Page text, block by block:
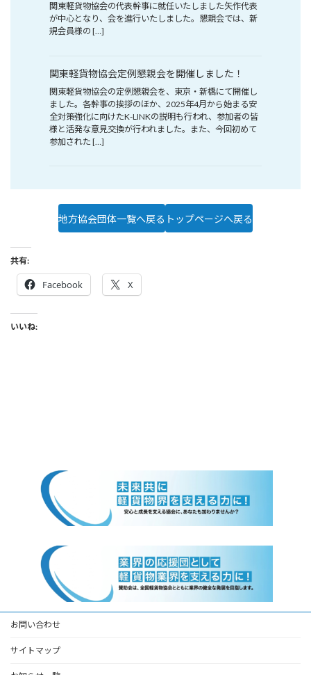
関東軽貨物協会の代表幹事に就任いたしました矢作代表
が中心となり、会を進行いたしました。懇親会では、新
規会員様の […]
関東軽貨物協会定例懇親会を開催しました！
関東軽貨物協会の定例懇親会を、東京・新橋にて開催し
ました。各幹事の挨拶のほか、2025年4月から始まる安
全対策強化に向けたK-LINKの説明も行われ、参加者の皆
様と活発な意見交換が行われました。また、今回初めて
参加された […]
地方協会団体一覧へ戻る トップページへ戻る
共有:
Facebook X
いいね:
お問い合わせ
サイトマップ